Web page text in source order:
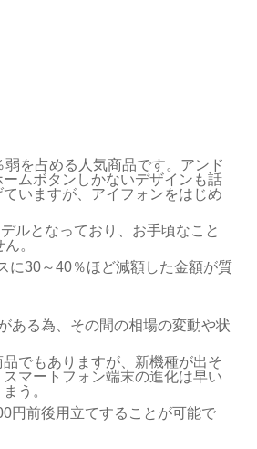
を占める人気商品です。アンド
ムボタンしかないデザインも話
いますが、アイフォンをはじめ
ルとなっており、お手頃なこと
。
に30～40％ほど減額した金額が質
ある為、その間の相場の変動や状
でもありますが、新機種が出そ
マートフォン端末の進化は早い
う。
円前後用立てすることが可能で